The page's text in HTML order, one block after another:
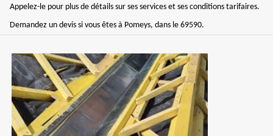
Appelez-le pour plus de détails sur ses services et ses conditions tarifaires.
Demandez un devis si vous êtes à Pomeys, dans le 69590.